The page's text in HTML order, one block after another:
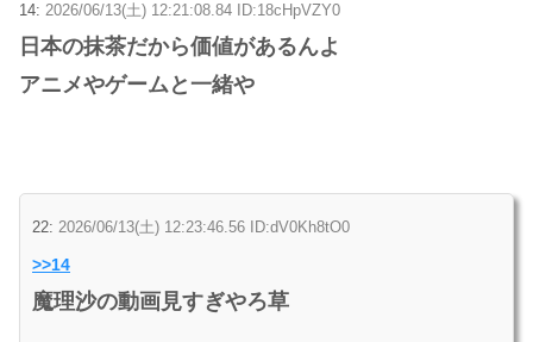
14: 2026/06/13(土) 12:21:08.84 ID:18cHpVZY0
日本の抹茶だから価値があるんよ
アニメやゲームと一緒や
22: 2026/06/13(土) 12:23:46.56 ID:dV0Kh8tO0
>>14
魔理沙の動画見すぎやろ草